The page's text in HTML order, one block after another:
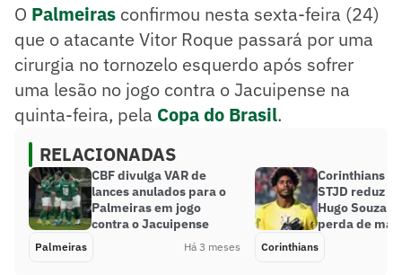
O Palmeiras confirmou nesta sexta-feira (24)
que o atacante Vitor Roque passará por uma
cirurgia no tornozelo esquerdo após sofrer
uma lesão no jogo contra o Jacuipense na
quinta-feira, pela Copa do Brasil.
RELACIONADAS
CBF divulga VAR de
lances anulados para o
Palmeiras em jogo
contra o Jacuipense
Palmeiras Há 3 meses
Corinthians x
STJD reduz
Hugo Souza
perda de
Corinthians